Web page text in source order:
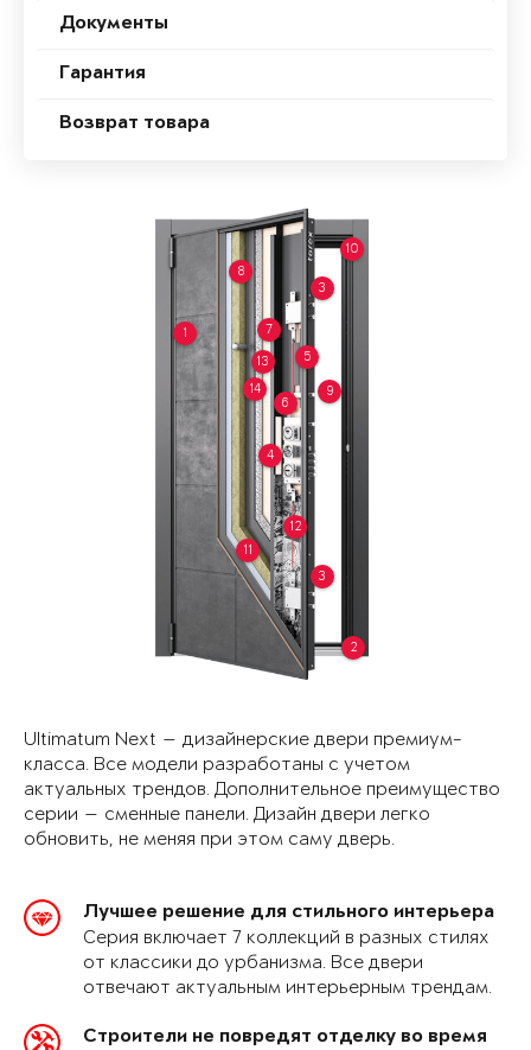
Документы
Гарантия
Возврат товара
1
2
3
3
4
5
6
7
8
9
10
11
12
13
14
Ultimatum Next — дизайнерские двери премиум-
класса. Все модели разработаны с учетом
актуальных трендов. Дополнительное преимущество
серии — сменные панели. Дизайн двери легко
обновить, не меняя при этом саму дверь.
Лучшее решение для стильного интерьера
Серия включает 7 коллекций в разных стилях
от классики до урбанизма. Все двери
отвечают актуальным интерьерным трендам.
Строители не повредят отделку во время